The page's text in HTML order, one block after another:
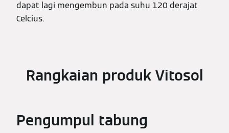
dapat lagi mengembun pada suhu 120 derajat
Celcius.
Rangkaian produk Vitosol
Pengumpul tabung